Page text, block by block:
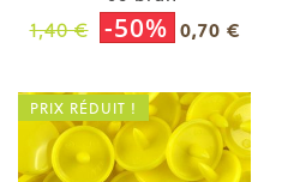
1,40 € -50% 0,70 €
PRIX RÉDUIT !